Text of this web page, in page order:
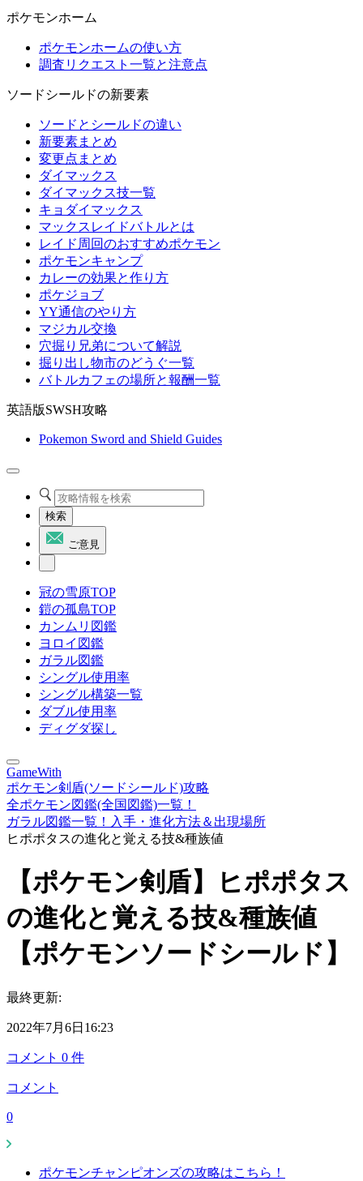
ポケモンホーム
ポケモンホームの使い方
調査リクエスト一覧と注意点
ソードシールドの新要素
ソードとシールドの違い
新要素まとめ
変更点まとめ
ダイマックス
ダイマックス技一覧
キョダイマックス
マックスレイドバトルとは
レイド周回のおすすめポケモン
ポケモンキャンプ
カレーの効果と作り方
ポケジョブ
YY通信のやり方
マジカル交換
穴掘り兄弟について解説
掘り出し物市のどうぐ一覧
バトルカフェの場所と報酬一覧
英語版SWSH攻略
Pokemon Sword and Shield Guides
検索
ご意見
冠の雪原TOP
鎧の孤島TOP
カンムリ図鑑
ヨロイ図鑑
ガラル図鑑
シングル使用率
シングル構築一覧
ダブル使用率
ディグダ探し
GameWith
ポケモン剣盾(ソードシールド)攻略
全ポケモン図鑑(全国図鑑)一覧！
ガラル図鑑一覧！入手・進化方法＆出現場所
ヒポポタスの進化と覚える技&種族値
【ポケモン剣盾】ヒポポタス
の進化と覚える技&種族値
【ポケモンソードシールド】
最終更新:
2022年7月6日16:23
コメント 0 件
コメント
0
ポケモンチャンピオンズの攻略はこちら！